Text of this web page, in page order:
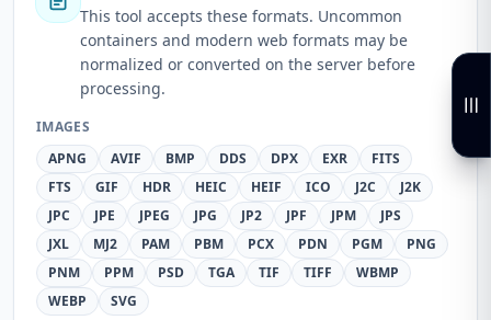
This tool accepts these formats. Uncommon
containers and modern web formats may be
normalized or converted on the server before
processing.
IMAGES
APNG
AVIF BMP DDS DPX EXR
FITS
FTS
GIF HDR HEIC HEIF ICO J2C
J2K
JPC
JPE JPEG JPG JP2 JPF JPM
JPS
JXL
MJ2 PAM PBM PCX PDN PGM
PNG
PNM
PPM PSD TGA TIF TIFF
WBMP
WEBP
SVG